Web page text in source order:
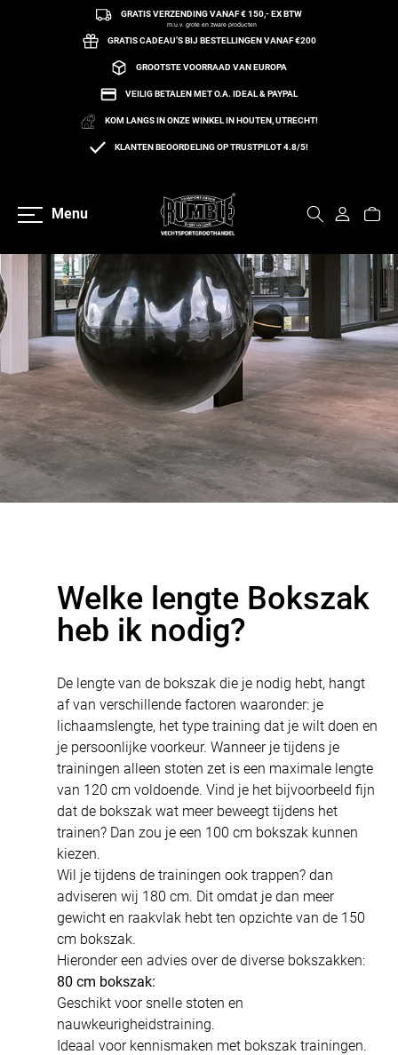
naar de contentGRATIS VERZENDING VANAF € 150,- EX BTW
m.u.v. grote en zware producten
GRATIS CADEAU’S BIJ BESTELLINGEN VANAF €200
GROOTSTE VOORRAAD VAN EUROPA
VEILIG BETALEN MET O.A. IDEAL & PAYPAL
KOM LANGS IN ONZE WINKEL IN HOUTEN, UTRECHT!
KLANTEN BEOORDELING OP TRUSTPILOT 4.8/5!
Menu
Welke lengte Bokszak
heb ik nodig?
De lengte van de bokszak die je nodig hebt, hangt
af van verschillende factoren waaronder: je
lichaamslengte, het type training dat je wilt doen en
je persoonlijke voorkeur. Wanneer je tijdens je
trainingen alleen stoten zet is een maximale lengte
van 120 cm voldoende. Vind je het bijvoorbeeld fijn
dat de bokszak wat meer beweegt tijdens het
trainen? Dan zou je een 100 cm bokszak kunnen
kiezen.
Wil je tijdens de trainingen ook trappen? dan
adviseren wij 180 cm. Dit omdat je dan meer
gewicht en raakvlak hebt ten opzichte van de 150
cm bokszak.
Hieronder een advies over de diverse bokszakken:
80 cm bokszak:
Geschikt voor snelle stoten en
nauwkeurigheidstraining.
Ideaal voor kennismaken met bokszak trainingen.